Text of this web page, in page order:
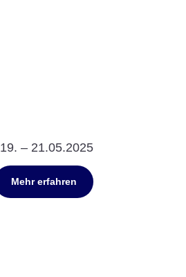
19. – 21.05.2025
Mehr erfahren